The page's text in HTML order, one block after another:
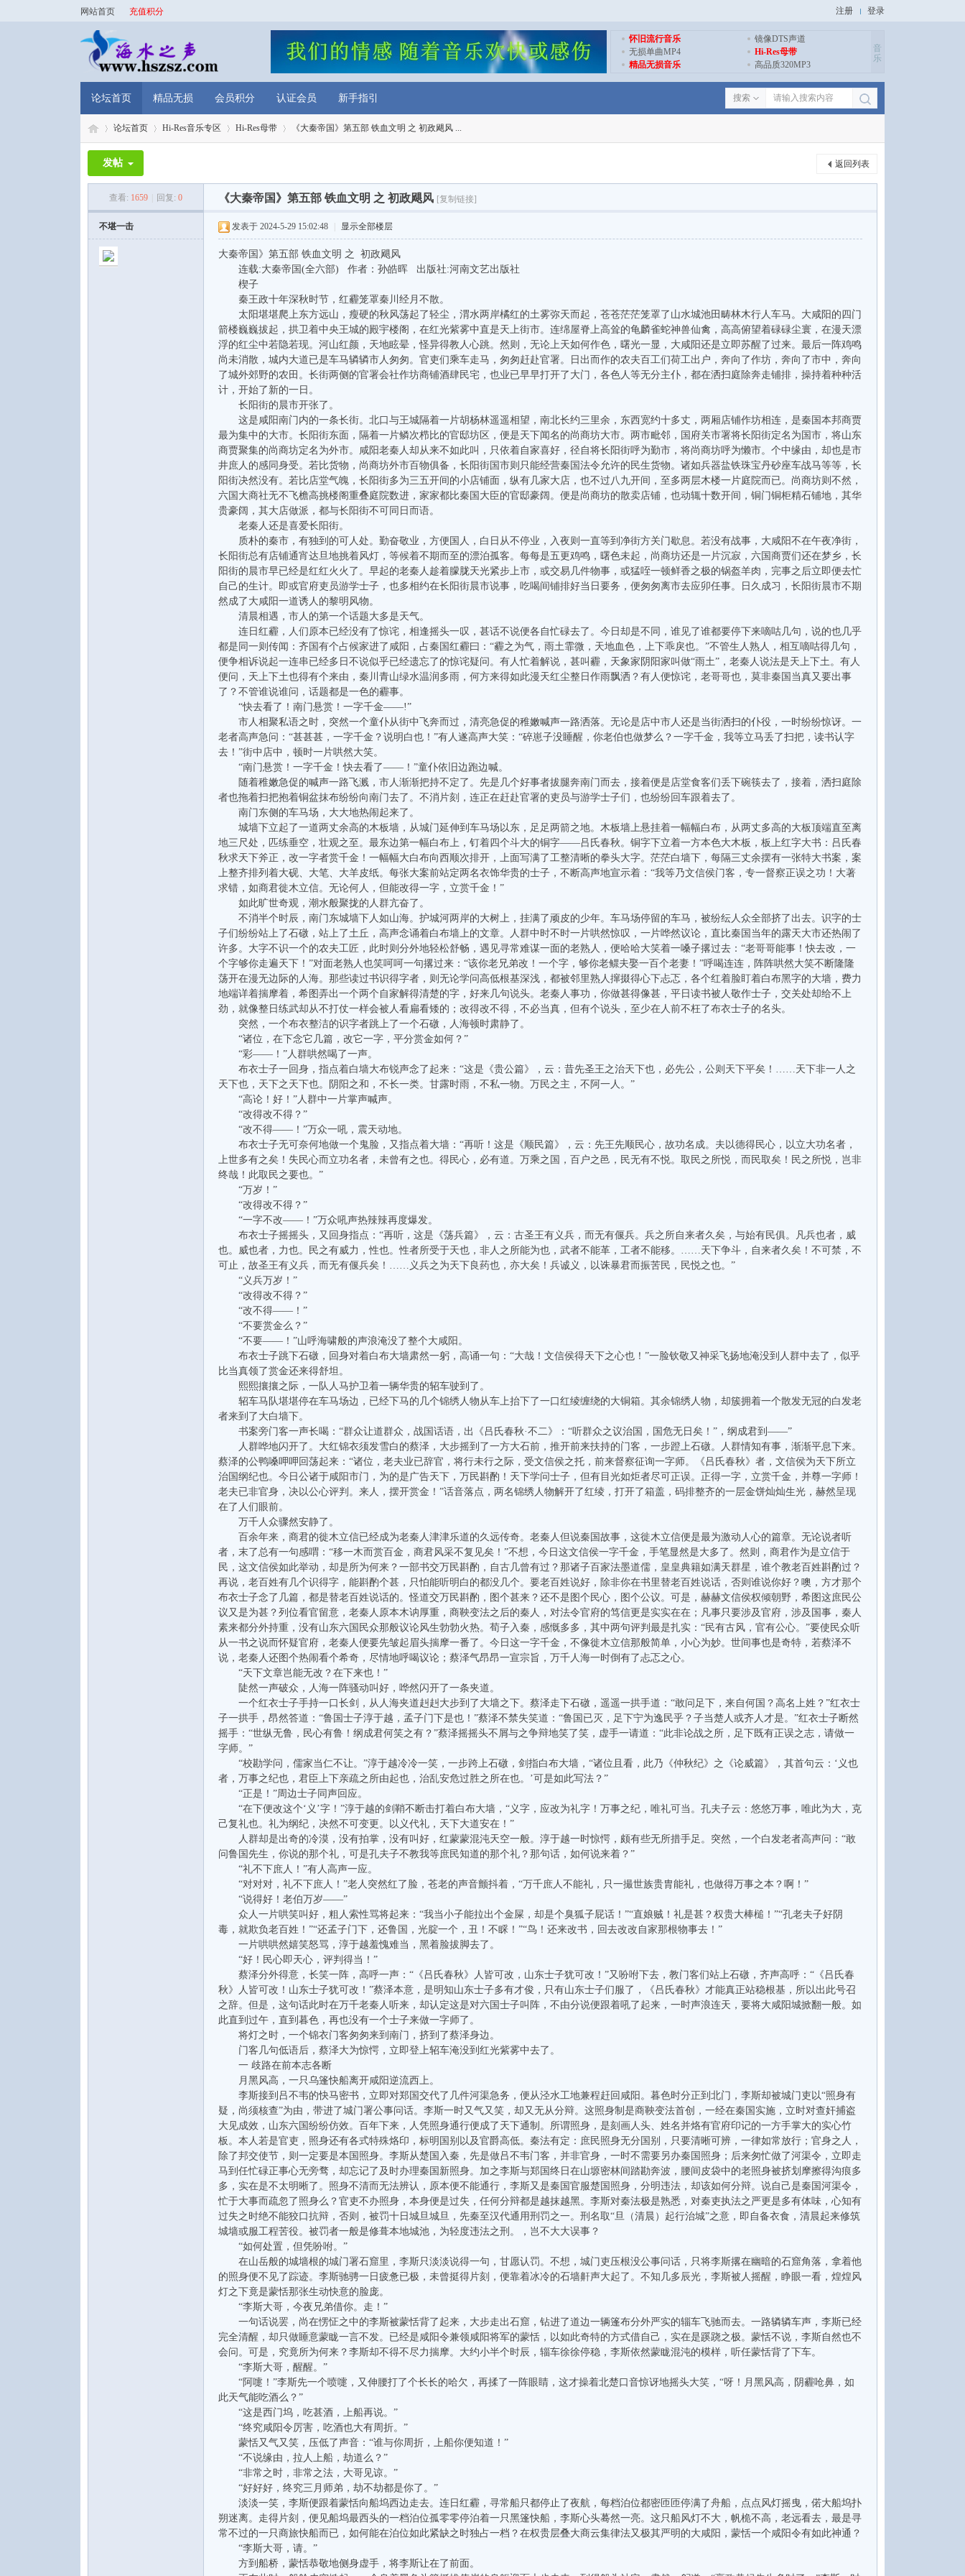
网站首页 充值积分 注册 登录
怀旧流行音乐
镜像DTS声道
无损单曲MP4
Hi-Res母带
精品无损音乐
高品质320MP3
音
乐
论坛首页 精品无损 会员积分 认证会员 新手指引 搜索
论坛首页 Hi-Res音乐专区 Hi-Res母带
›
《大秦帝国》第五部 铁血文明 之 初政飓风 ...
返回列表
发帖
查看: 1659 回复: 0 《大秦帝国》第五部 铁血文明 之 初政飓风 [复制链接]
不堪一击 发表于 2024-5-29 15:02:48 显示全部楼层
大秦帝国》第五部 铁血文明 之 初政飓风
连载:大秦帝国(全六部) 作者：孙皓晖 出版社:河南文艺出版社
楔子
秦王政十年深秋时节，红霾笼罩秦川经月不散。
太阳堪堪爬上东方远山，瘦硬的秋风荡起了轻尘，渭水两岸橘红的土雾弥天而起，苍苍茫茫笼罩了山水城池田畴林木行人车马。大咸阳的四门
箭楼巍巍拔起，拱卫着中央王城的殿宇楼阁，在红光紫雾中直是天上街市。连绵屋脊上高耸的龟麟雀蛇神兽仙禽，高高俯望着碌碌尘寰，在漫天漂
浮的红尘中若隐若现。河山红颜，天地眩晕，怪异得教人心跳。然则，无论上天如何作色，曙光一显，大咸阳还是立即苏醒了过来。最后一阵鸡鸣
尚未消散，城内大道已是车马辚辚市人匆匆。官吏们乘车走马，匆匆赶赴官署。日出而作的农夫百工们荷工出户，奔向了作坊，奔向了市中，奔向
了城外郊野的农田。长街两侧的官署会社作坊商铺酒肆民宅，也业已早早打开了大门，各色人等无分主仆，都在洒扫庭除奔走铺排，操持着种种活
计，开始了新的一日。
长阳街的晨市开张了。
这是咸阳南门内的一条长街。北口与王城隔着一片胡杨林遥遥相望，南北长约三里余，东西宽约十多丈，两厢店铺作坊相连，是秦国本邦商贾
最为集中的大市。长阳街东面，隔着一片鳞次栉比的官邸坊区，便是天下闻名的尚商坊大市。两市毗邻，国府关市署将长阳街定名为国市，将山东
商贾聚集的尚商坊定名为外市。咸阳老秦人却从来不如此叫，只依着自家喜好，径自将长阳街呼为勤市，将尚商坊呼为懒市。个中缘由，却也是市
井庶人的感同身受。若比货物，尚商坊外市百物俱备，长阳街国市则只能经营秦国法令允许的民生货物。诸如兵器盐铁珠宝丹砂座车战马等等，长
阳街决然没有。若比店堂气魄，长阳街多为三五开间的小店铺面，纵有几家大店，也不过八九开间，至多两层木楼一片庭院而已。尚商坊则不然，
六国大商社无不飞檐高挑楼阁重叠庭院数进，家家都比秦国大臣的官邸豪阔。便是尚商坊的散卖店铺，也动辄十数开间，铜门铜柜精石铺地，其华
贵豪阔，其大店做派，都与长阳街不可同日而语。
老秦人还是喜爱长阳街。
质朴的秦市，有独到的可人处。勤奋敬业，方便国人，白日从不停业，入夜则一直等到净街方关门歇息。若没有战事，大咸阳不在午夜净街，
长阳街总有店铺通宵达旦地挑着风灯，等候着不期而至的漂泊孤客。每每是五更鸡鸣，曙色未起，尚商坊还是一片沉寂，六国商贾们还在梦乡，长
阳街的晨市早已经是红红火火了。早起的老秦人趁着朦胧天光紧步上市，或交易几件物事，或猛咥一顿鲜香之极的锅盔羊肉，完事之后立即便去忙
自己的生计。即或官府吏员游学士子，也多相约在长阳街晨市说事，吃喝间铺排好当日要务，便匆匆离市去应卯任事。日久成习，长阳街晨市不期
然成了大咸阳一道诱人的黎明风物。
清晨相遇，市人的第一个话题大多是天气。
连日红霾，人们原本已经没有了惊诧，相逢摇头一叹，甚话不说便各自忙碌去了。今日却是不同，谁见了谁都要停下来嘀咕几句，说的也几乎
都是同一则传闻：齐国有个占候家进了咸阳，占秦国红霾曰：“霾之为气，雨土霏微，天地血色，上下乖戾也。”不管生人熟人，相互嘀咕得几句，
便争相诉说起一连串已经多日不说似乎已经遗忘了的惊诧疑问。有人忙着解说，甚叫霾，天象家阴阳家叫做“雨土”，老秦人说法是天上下土。有人
便问，天上下土也得有个来由，秦川青山绿水温润多雨，何方来得如此漫天红尘整日作雨飘洒？有人便惊诧，老哥哥也，莫非秦国当真又要出事
了？不管谁说谁问，话题都是一色的霾事。
“快去看了！南门悬赏！一字千金——!”
市人相聚私语之时，突然一个童仆从街中飞奔而过，清亮急促的稚嫩喊声一路洒落。无论是店中市人还是当街洒扫的仆役，一时纷纷惊讶。一
老者高声急问：“甚甚甚，一字千金？说明白也！”有人遂高声大笑：“碎崽子没睡醒，你老伯也做梦么？一字千金，我等立马丢了扫把，读书认字
去！”街中店中，顿时一片哄然大笑。
“南门悬赏！一字千金！快去看了——！”童仆依旧边跑边喊。
随着稚嫩急促的喊声一路飞溅，市人渐渐把持不定了。先是几个好事者拔腿奔南门而去，接着便是店堂食客们丢下碗筷去了，接着，洒扫庭除
者也拖着扫把抱着铜盆抹布纷纷向南门去了。不消片刻，连正在赶赴官署的吏员与游学士子们，也纷纷回车跟着去了。
南门东侧的车马场，大大地热闹起来了。
城墙下立起了一道两丈余高的木板墙，从城门延伸到车马场以东，足足两箭之地。木板墙上悬挂着一幅幅白布，从两丈多高的大板顶端直至离
地三尺处，匹练垂空，壮观之至。最东边第一幅白布上，钉着四个斗大的铜字——吕氏春秋。铜字下立着一方本色大木板，板上红字大书：吕氏春
秋求天下斧正，改一字者赏千金！一幅幅大白布向西顺次排开，上面写满了工整清晰的拳头大字。茫茫白墙下，每隔三丈余摆有一张特大书案，案
上整齐排列着大砚、大笔、大羊皮纸。每张大案前站定两名衣饰华贵的士子，不断高声地宣示着：“我等乃文信侯门客，专一督察正误之功！大著
求错，如商君徙木立信。无论何人，但能改得一字，立赏千金！”
如此旷世奇观，潮水般聚拢的人群亢奋了。
不消半个时辰，南门东城墙下人如山海。护城河两岸的大树上，挂满了顽皮的少年。车马场停留的车马，被纷纭人众全部挤了出去。识字的士
子们纷纷站上了石礅，站上了土丘，高声念诵着白布墙上的文章。人群中时不时一片哄然惊叹，一片哗然议论，直比秦国当年的露天大市还热闹了
许多。大字不识一个的农夫工匠，此时则分外地轻松舒畅，遇见寻常难谋一面的老熟人，便哈哈大笑着一嗓子撂过去：“老哥哥能事！快去改，一
个字够你走遍天下！”对面老熟人也笑呵呵一句撂过来：“该你老兄弟改！一个字，够你老鳏夫娶一百个老妻！”呼喝连连，阵阵哄然大笑不断隆隆
荡开在漫无边际的人海。那些读过书识得字者，则无论学问高低根基深浅，都被邻里熟人撺掇得心下忐忑，各个红着脸盯着白布黑字的大墙，费力
地端详着揣摩着，希图弄出一个两个自家解得清楚的字，好来几句说头。老秦人事功，你做甚得像甚，平日读书被人敬作士子，交关处却给不上
劲，就像整日练武却从不打仗一样会被人看扁看矮的；改得改不得，不必当真，但有个说头，至少在人前不枉了布衣士子的名头。
突然，一个布衣整洁的识字者跳上了一个石礅，人海顿时肃静了。
“诸位，在下念它几篇，改它一字，平分赏金如何？”
“彩——！”人群哄然喝了一声。
布衣士子一回身，指点着白墙大布锐声念了起来：“这是《贵公篇》，云：昔先圣王之治天下也，必先公，公则天下平矣！……天下非一人之
天下也，天下之天下也。阴阳之和，不长一类。甘露时雨，不私一物。万民之主，不阿一人。”
“高论！好！”人群中一片掌声喊声。
“改得改不得？”
“改不得——！”万众一吼，震天动地。
布衣士子无可奈何地做一个鬼脸，又指点着大墙：“再听！这是《顺民篇》，云：先王先顺民心，故功名成。夫以德得民心，以立大功名者，
上世多有之矣！失民心而立功名者，未曾有之也。得民心，必有道。万乘之国，百户之邑，民无有不悦。取民之所悦，而民取矣！民之所悦，岂非
终哉！此取民之要也。”
“万岁！”
“改得改不得？”
“一字不改——！”万众吼声热辣辣再度爆发。
布衣士子摇摇头，又回身指点：“再听，这是《荡兵篇》，云：古圣王有义兵，而无有偃兵。兵之所自来者久矣，与始有民俱。凡兵也者，威
也。威也者，力也。民之有威力，性也。性者所受于天也，非人之所能为也，武者不能革，工者不能移。……天下争斗，自来者久矣！不可禁，不
可止，故圣王有义兵，而无有偃兵矣！……义兵之为天下良药也，亦大矣！兵诚义，以诛暴君而振苦民，民悦之也。”
“义兵万岁！”
“改得改不得？”
“改不得——！”
“不要赏金么？”
“不要——！”山呼海啸般的声浪淹没了整个大咸阳。
布衣士子跳下石礅，回身对着白布大墙肃然一躬，高诵一句：“大哉！文信侯得天下之心也！”一脸钦敬又神采飞扬地淹没到人群中去了，似乎
比当真领了赏金还来得舒坦。
熙熙攘攘之际，一队人马护卫着一辆华贵的轺车驶到了。
轺车马队堪堪停在车马场边，已经下马的几个锦绣人物从车上抬下了一口红绫缠绕的大铜箱。其余锦绣人物，却簇拥着一个散发无冠的白发老
者来到了大白墙下。
书案旁门客一声长喝：“群众让道群众，战国话语，出《吕氏春秋·不二》：“听群众之议治国，国危无日矣！”，纲成君到——”
人群哗地闪开了。大红锦衣须发雪白的蔡泽，大步摇到了一方大石前，推开前来扶持的门客，一步蹬上石礅。人群情知有事，渐渐平息下来。
蔡泽的公鸭嗓呷呷回荡起来：“诸位，老夫业已辞官，将行未行之际，受文信侯之托，前来督察征询一字师。《吕氏春秋》者，文信侯为天下所立
治国纲纪也。今日公诸于咸阳市门，为的是广告天下，万民斟酌！天下学问士子，但有目光如炬者尽可正误。正得一字，立赏千金，并尊一字师！
老夫已非官身，决以公心评判。来人，摆开赏金！”话音落点，两名锦绣人物解开了红绫，打开了箱盖，码排整齐的一层金饼灿灿生光，赫然呈现
在了人们眼前。
万千人众骤然安静了。
百余年来，商君的徙木立信已经成为老秦人津津乐道的久远传奇。老秦人但说秦国故事，这徙木立信便是最为激动人心的篇章。无论说者听
者，末了总有一句感喟：“移一木而赏百金，商君风采不复见矣！”不想，今日这文信侯一字千金，手笔显然是大多了。然则，商君作为是立信于
民，这文信侯如此举动，却是所为何来？一部书交万民斟酌，自古几曾有过？那诸子百家法墨道儒，皇皇典籍如满天群星，谁个教老百姓斟酌过？
再说，老百姓有几个识得字，能斟酌个甚，只怕能听明白的都没几个。要老百姓说好，除非你在书里替老百姓说话，否则谁说你好？噢，方才那个
布衣士子念了几篇，都是替老百姓说话的。怪道交万民斟酌，图个甚来？还不是图个民心，图个公议。可是，赫赫文信侯权倾朝野，希图这庶民公
议又是为甚？列位看官留意，老秦人原本木讷厚重，商鞅变法之后的秦人，对法令官府的笃信更是实实在在；凡事只要涉及官府，涉及国事，秦人
素来都分外持重，没有山东六国民众那般议论风生勃勃火热。荀子入秦，感慨多多，其中两句评判最是扎实：“民有古风，官有公心。”要使民众听
从一书之说而怀疑官府，老秦人便要先皱起眉头揣摩一番了。今日这一字千金，不像徙木立信那般简单，小心为妙。世间事也是奇特，若蔡泽不
说，老秦人还图个热闹看个希奇，尽情地呼喝议论；蔡泽气昂昂一宣宗旨，万千人海一时倒有了忐忑之心。
“天下文章岂能无改？在下来也！”
陡然一声破众，人海一阵骚动叫好，哗然闪开了一条夹道。
一个红衣士子手持一口长剑，从人海夹道赳赳大步到了大墙之下。蔡泽走下石礅，遥遥一拱手道：“敢问足下，来自何国？高名上姓？”红衣士
子一拱手，昂然答道：“鲁国士子淳于越，孟子门下是也！”蔡泽不禁失笑道：“鲁国已灭，足下宁为逸民乎？子当楚人或齐人才是。”红衣士子断然
摇手：“世纵无鲁，民心有鲁！纲成君何笑之有？”蔡泽摇摇头不屑与之争辩地笑了笑，虚手一请道：“此非论战之所，足下既有正误之志，请做一
字师。”
“校勘学问，儒家当仁不让。”淳于越冷冷一笑，一步跨上石礅，剑指白布大墙，“诸位且看，此乃《仲秋纪》之《论威篇》，其首句云：‘义也
者，万事之纪也，君臣上下亲疏之所由起也，治乱安危过胜之所在也。’可是如此写法？”
“正是！”周边士子同声回应。
“在下便改这个‘义’字！”淳于越的剑鞘不断击打着白布大墙，“义字，应改为礼字！万事之纪，唯礼可当。孔夫子云：悠悠万事，唯此为大，克
己复礼也。礼为纲纪，决然不可变更。以义代礼，天下大道安在！”
人群却是出奇的冷漠，没有拍掌，没有叫好，红蒙蒙混沌天空一般。淳于越一时惊愕，颇有些无所措手足。突然，一个白发老者高声问：“敢
问鲁国先生，你说的那个礼，可是孔夫子不教我等庶民知道的那个礼？那句话，如何说来着？”
“礼不下庶人！”有人高声一应。
“对对对，礼不下庶人！”老人突然红了脸，苍老的声音颤抖着，“万千庶人不能礼，只一撮世族贵胄能礼，也做得万事之本？啊！”
“说得好！老伯万岁——”
众人一片哄笑叫好，粗人索性骂将起来：“我当小子能拉出个金屎，却是个臭狐子屁话！”“直娘贼！礼是甚？权贵大棒槌！”“孔老夫子好阴
毒，就欺负老百姓！”“还孟子门下，还鲁国，光腚一个，丑！不睬！”“鸟！还来改书，回去改改自家那根物事去！”
一片哄哄然嬉笑怒骂，淳于越羞愧难当，黑着脸拔脚去了。
“好！民心即天心，评判得当！”
蔡泽分外得意，长笑一阵，高呼一声：“《吕氏春秋》人皆可改，山东士子犹可改！”又吩咐下去，教门客们站上石礅，齐声高呼：“《吕氏春
秋》人皆可改！山东士子犹可改！”蔡泽本意，是明知山东士子多有才俊，只有山东士子们服了，《吕氏春秋》才能真正站稳根基，所以出此号召
之辞。但是，这句话此时在万千老秦人听来，却认定这是对六国士子叫阵，不由分说便跟着吼了起来，一时声浪连天，要将大咸阳城掀翻一般。如
此直到过午，直到暮色，再也没有一个士子来做一字师了。
将灯之时，一个锦衣门客匆匆来到南门，挤到了蔡泽身边。
门客几句低语后，蔡泽大为惊愕，立即登上轺车淹没到红光紫雾中去了。
一 歧路在前本志各断
月黑风高，一只乌篷快船离开咸阳逆流西上。
李斯接到吕不韦的快马密书，立即对郑国交代了几件河渠急务，便从泾水工地兼程赶回咸阳。暮色时分正到北门，李斯却被城门吏以“照身有
疑，尚须核查”为由，带进了城门署公事问话。李斯一时又气又笑，却又无从分辩。这照身制是商鞅变法首创，一经在秦国实施，立时对查奸捕盗
大见成效，山东六国纷纷仿效。百年下来，人凭照身通行便成了天下通制。所谓照身，是刻画人头、姓名并烙有官府印记的一方手掌大的实心竹
板。本人若是官吏，照身还有各式特殊烙印，标明国别以及官爵高低。秦法有定：庶民照身无分国别，只要清晰可辨，一律如常放行；官身之人，
除了邦交使节，则一定要是本国照身。李斯从楚国入秦，先是做吕不韦门客，并非官身，一时不需要另办秦国照身；后来匆忙做了河渠令，立即走
马到任忙碌正事心无旁骛，却忘记了及时办理秦国新照身。加之李斯与郑国终日在山塬密林间踏勘奔波，腰间皮袋中的老照身被挤划摩擦得沟痕多
多，实在是不太明晰了。照身不清而无法辨认，原本便不能通行，李斯又是秦国官服楚国照身，分明违法，却该如何分辩。说自己是秦国河渠令，
忙于大事而疏忽了照身么？官吏不办照身，本身便是过失，任何分辩都是越抹越黑。李斯对秦法极是熟悉，对秦吏执法之严更是多有体味，心知有
过失之时绝不能狡口抗辩，否则，被罚十日城旦城旦，先秦至汉代通用刑罚之一。刑名取“旦（清晨）起行治城”之意，即自备衣食，清晨起来修筑
城墙或服工程苦役。被罚者一般是修葺本地城池，为轻度违法之刑。，岂不大大误事？
“如何处置，但凭吩咐。”
在山岳般的城墙根的城门署石窟里，李斯只淡淡说得一句，甘愿认罚。不想，城门吏压根没公事问话，只将李斯撂在幽暗的石窟角落，拿着他
的照身便不见了踪迹。李斯驰骋一日疲惫已极，未曾挺得片刻，便靠着冰冷的石墙鼾声大起了。不知几多辰光，李斯被人摇醒，睁眼一看，煌煌风
灯之下竟是蒙恬那张生动快意的脸庞。
“李斯大哥，今夜兄弟借你。走！”
一句话说罢，尚在愣怔之中的李斯被蒙恬背了起来，大步走出石窟，钻进了道边一辆篷布分外严实的辎车飞驰而去。一路辚辚车声，李斯已经
完全清醒，却只做睡意蒙眬一言不发。已经是咸阳令兼领咸阳将军的蒙恬，以如此奇特的方式借自己，实在是蹊跷之极。蒙恬不说，李斯自然也不
会问。可是，究竟所为何来？李斯却不得不尽力揣摩。大约小半个时辰，辎车徐徐停稳，李斯依然蒙眬混沌的模样，听任蒙恬背了下车。
“李斯大哥，醒醒。”
“阿嚏！”李斯先一个喷嚏，又伸腰打了个长长的哈欠，再揉了一阵眼睛，这才操着北楚口音惊讶地摇头大笑，“呀！月黑风高，阴霾呛鼻，如
此天气能吃酒么？”
“这是西门坞，吃甚酒，上船再说。”
“终究咸阳令厉害，吃酒也大有周折。”
蒙恬又气又笑，压低了声音：“谁与你周折，上船你便知道！”
“不说缘由，拉人上船，劫道么？”
“非常之时，非常之法，大哥见谅。”
“好好好，终究三月师弟，劫不劫都是你了。”
淡淡一笑，李斯便跟着蒙恬向船坞西边走去。连日红霾，寻常船只都停止了夜航，每档泊位都密匝匝停满了舟船，点点风灯摇曳，偌大船坞扑
朔迷离。走得片刻，便见船坞最西头的一档泊位孤零零停泊着一只黑篷快船，李斯心头蓦然一亮。这只船风灯不大，帆桅不高，老远看去，最是寻
常不过的一只商旅快船而已，如何能在泊位如此紧缺之时独占一档？在权贵层叠大商云集律法又极其严明的大咸阳，蒙恬一个咸阳令有如此神通？
“李斯大哥，请。”
方到船桥，蒙恬恭敬地侧身虚手，将李斯让在了前面。